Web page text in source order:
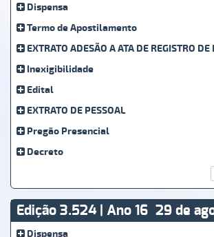
Dispensa
Termo de Apostilamento
EXTRATO ADESÃO A ATA DE REGISTRO DE
Inexigibilidade
Edital
EXTRATO DE PESSOAL
Pregão Presencial
Decreto
Edição 3.524 | Ano 16 29 de
Dispensa